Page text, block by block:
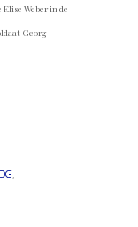
Weber in de
Georg
,